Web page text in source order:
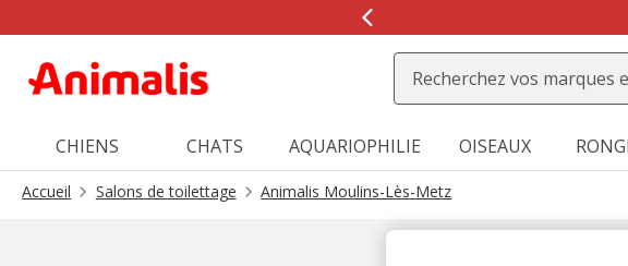
de
message,
CHIENS CHATS AQUARIOPHILIE OISEAUX
Accueil Salons de toilettage Animalis Moulins-Lès-Metz